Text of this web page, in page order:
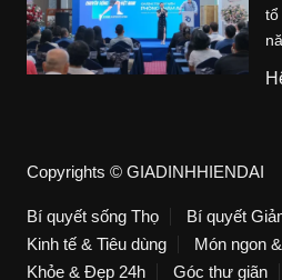
tổ
Copyrights © GIADINHHIENDAI
Bí quyết sống Thọ
Bí quyết
Kinh tế & Tiêu dùng
Món ngon
Khỏe & Đẹp 24h
Góc thư giãn